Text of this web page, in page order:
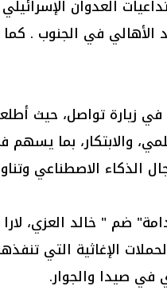
العدوان
الأهالي في الجنوب .
تواصل، حيث
والابتكار، بما
الاصطناعي
" خالد العزي، لارا
الإغاثية التي
في صيدا والجوار.